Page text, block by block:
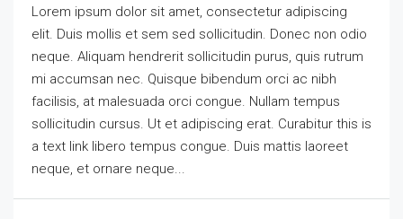
Lorem ipsum dolor sit amet, consectetur adipiscing
elit. Duis mollis et sem sed sollicitudin. Donec non odio
neque. Aliquam hendrerit sollicitudin purus, quis rutrum
mi accumsan nec. Quisque bibendum orci ac nibh
facilisis, at malesuada orci congue. Nullam tempus
sollicitudin cursus. Ut et adipiscing erat. Curabitur this is
a text link libero tempus congue. Duis mattis laoreet
neque, et ornare neque...